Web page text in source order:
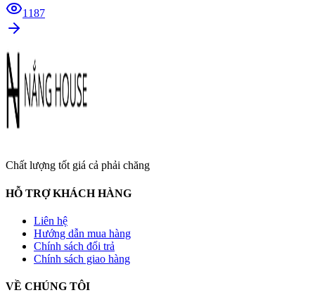
1187
Chất lượng tốt giá cả phải chăng
HỖ TRỢ KHÁCH HÀNG
Liên hệ
Hướng dẫn mua hàng
Chính sách đổi trả
Chính sách giao hàng
VỀ CHÚNG TÔI